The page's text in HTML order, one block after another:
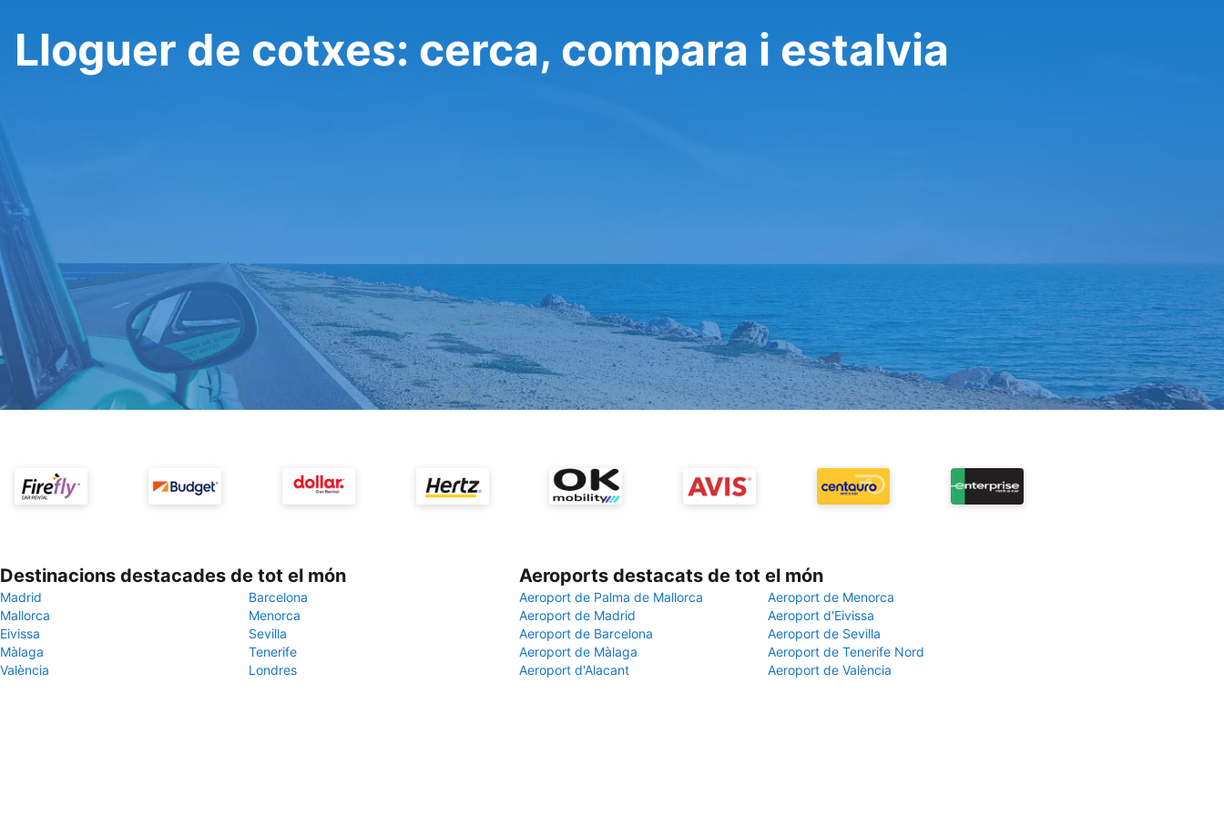
Lloguer de cotxes: cerca, compara i estalvia
Destinacions destacades de tot el món
Madrid
Barcelona
Mallorca
Menorca
Eivissa
Sevilla
Màlaga
Tenerife
València
Londres
Aeroports destacats de tot el món
Aeroport de Palma de Mallorca
Aeroport de Menorca
Aeroport de Madrid
Aeroport d'Eivissa
Aeroport de Barcelona
Aeroport de Sevilla
Aeroport de Màlaga
Aeroport de Tenerife Nord
Aeroport d'Alacant
Aeroport de València